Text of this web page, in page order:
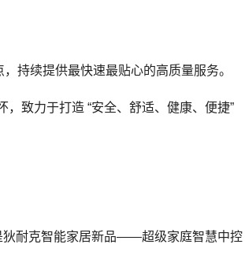
持续提供最快速最贴心的高质量服务。
致力于打造 “安全、舒适、健康、便捷”
狄耐克智能家居新品——超级家庭智慧中控